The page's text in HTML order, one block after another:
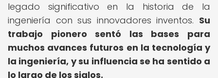
legado significativo en la historia de la
ingeniería con sus innovadores inventos. Su
trabajo pionero sentó las bases para
muchos avances futuros en la tecnología y
la ingeniería, y su influencia se ha sentido a
lo largo de los siglos.